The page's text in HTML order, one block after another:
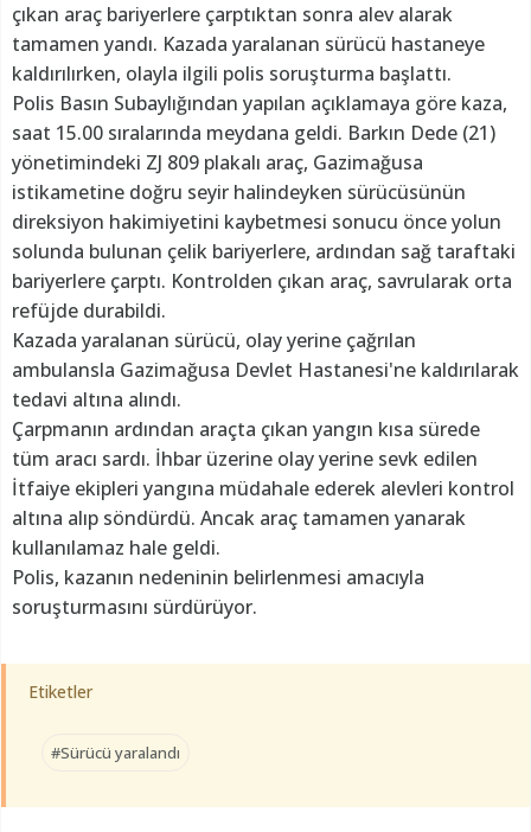
çıkan araç bariyerlere çarptıktan sonra alev alarak
tamamen yandı. Kazada yaralanan sürücü hastaneye
kaldırılırken, olayla ilgili polis soruşturma başlattı.
Polis Basın Subaylığından yapılan açıklamaya göre kaza,
saat 15.00 sıralarında meydana geldi. Barkın Dede (21)
yönetimindeki ZJ 809 plakalı araç, Gazimağusa
istikametine doğru seyir halindeyken sürücüsünün
direksiyon hakimiyetini kaybetmesi sonucu önce yolun
solunda bulunan çelik bariyerlere, ardından sağ taraftaki
bariyerlere çarptı. Kontrolden çıkan araç, savrularak orta
refüjde durabildi.
Kazada yaralanan sürücü, olay yerine çağrılan
ambulansla Gazimağusa Devlet Hastanesi'ne kaldırılarak
tedavi altına alındı.
Çarpmanın ardından araçta çıkan yangın kısa sürede
tüm aracı sardı. İhbar üzerine olay yerine sevk edilen
İtfaiye ekipleri yangına müdahale ederek alevleri kontrol
altına alıp söndürdü. Ancak araç tamamen yanarak
kullanılamaz hale geldi.
Polis, kazanın nedeninin belirlenmesi amacıyla
soruşturmasını sürdürüyor.
Etiketler
#Sürücü yaralandı